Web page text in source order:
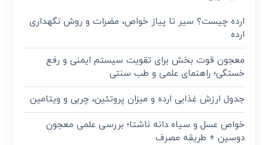
ارده چیست؟ سیر تا پیاز خواص، مضرات و روش نگهداری
ارده
معجون قوت‌ بخش برای تقویت سیستم ایمنی و رفع
خستگی؛ راهنمای علمی و طب سنتی
جدول ارزش غذایی ارده و میزان پروتئین، چربی و ویتامین
خواص عسل و سیاه دانه ناشتا؛ بررسی علمی معجون
دوسین + طریقه مصرف